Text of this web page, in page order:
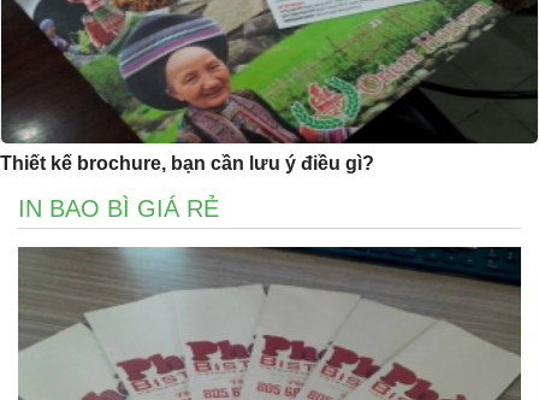
Thiết kế brochure, bạn cần lưu ý điều gì?
IN BAO BÌ GIÁ RẺ